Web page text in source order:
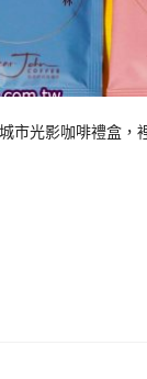
市光影咖啡禮盒